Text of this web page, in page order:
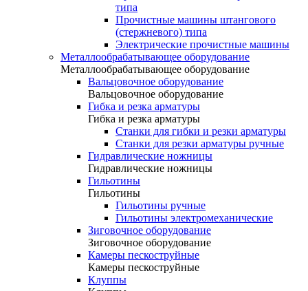
типа
Прочистные машины штангового
(стержневого) типа
Электрические прочистные машины
Металлообрабатывающее оборудование
Металлообрабатывающее оборудование
Вальцовочное оборудование
Вальцовочное оборудование
Гибка и резка арматуры
Гибка и резка арматуры
Станки для гибки и резки арматуры
Станки для резки арматуры ручные
Гидравлические ножницы
Гидравлические ножницы
Гильотины
Гильотины
Гильотины ручные
Гильотины электромеханические
Зиговочное оборудование
Зиговочное оборудование
Камеры пескоструйные
Камеры пескоструйные
Клуппы